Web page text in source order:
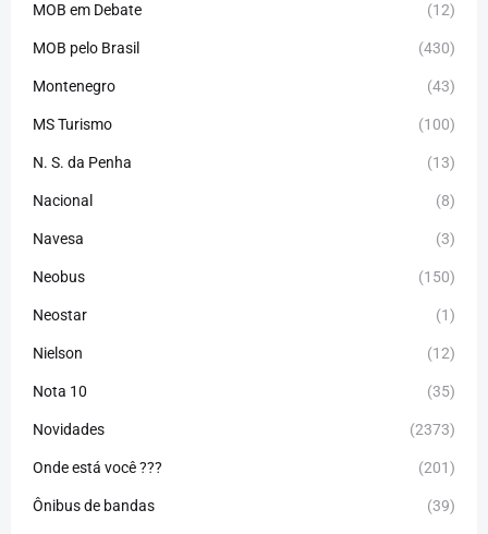
MOB em Debate (12)
MOB pelo Brasil (430)
Montenegro (43)
MS Turismo (100)
N. S. da Penha (13)
Nacional (8)
Navesa (3)
Neobus (150)
Neostar (1)
Nielson (12)
Nota 10 (35)
Novidades (2373)
Onde está você ??? (201)
Ônibus de bandas (39)